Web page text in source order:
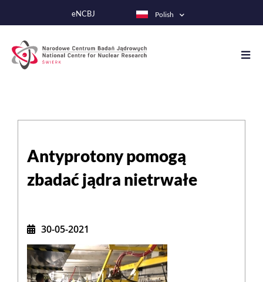
do
eNCBJ Polish
Antyprotony pomogą
zbadać jądra nietrwałe
30-05-2021